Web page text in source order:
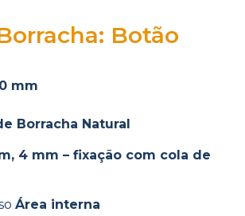
Botão
mm
Borracha Natural
4 mm – fixação com cola de
Área interna